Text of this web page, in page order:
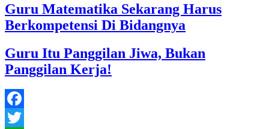
Guru Matematika Sekarang Harus
Berkompetensi Di Bidangnya
Guru Itu Panggilan Jiwa, Bukan
Panggilan Kerja!
Facebook